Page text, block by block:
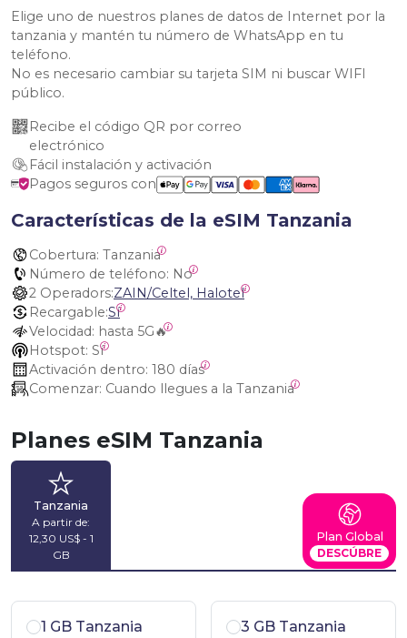
Elige uno de nuestros planes de datos de Internet por la
tanzania y mantén tu número de WhatsApp en tu
teléfono.
No es necesario cambiar su tarjeta SIM ni buscar WIFI
público.
Recibe el código QR por correo
electrónico
Fácil instalación y activación
Pagos seguros con
Características de la eSIM Tanzania
Cobertura: Tanzania
Número de teléfono: No
2 Operadors:ZAIN/Celtel, Halotel
Recargable:Sí
Velocidad: hasta 5G🔥
Hotspot: Sí
Activación dentro: 180 días
Comenzar: Cuando llegues a la Tanzania
Planes eSIM Tanzania
Tanzania
A partir de:
12,30 US$ - 1
GB
Plan Global
DESCÚBRE
1 GB Tanzania 3 GB Tanzania